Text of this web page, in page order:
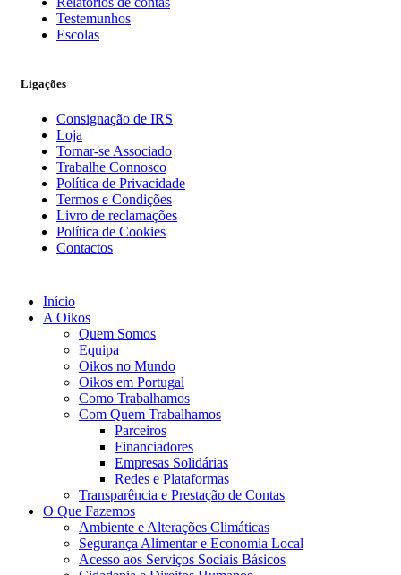
Testemunhos
Escolas
Ligações
Consignação de IRS
Loja
Tornar-se Associado
Trabalhe Connosco
Política de Privacidade
Termos e Condições
Livro de reclamações
Política de Cookies
Contactos
Início
A Oikos
Quem Somos
Equipa
Oikos no Mundo
Oikos em Portugal
Como Trabalhamos
Com Quem Trabalhamos
Parceiros
Financiadores
Empresas Solidárias
Redes e Plataformas
Transparência e Prestação de Contas
O Que Fazemos
Ambiente e Alterações Climáticas
Segurança Alimentar e Economia Local
Acesso aos Serviços Sociais Básicos